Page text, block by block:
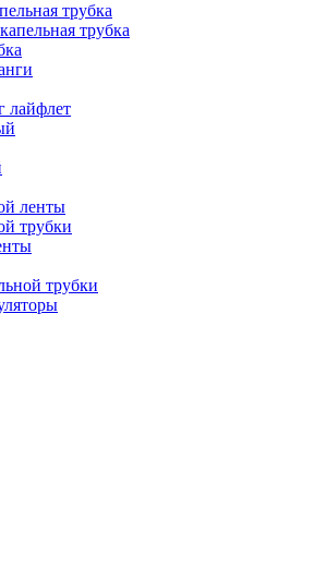
трубка
трубка
лайфлет
ленты
трубки
трубки